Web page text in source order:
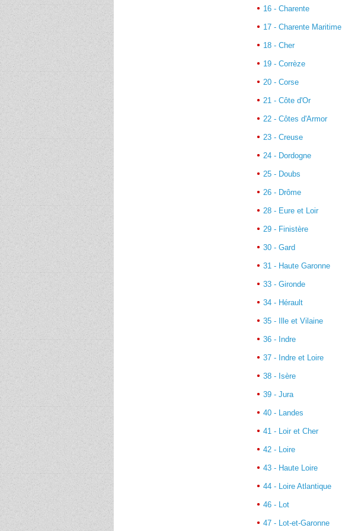
16 - Charente
17 - Charente Maritime
18 - Cher
19 - Corrèze
20 - Corse
21 - Côte d'Or
22 - Côtes d'Armor
23 - Creuse
24 - Dordogne
25 - Doubs
26 - Drôme
28 - Eure et Loir
29 - Finistère
30 - Gard
31 - Haute Garonne
33 - Gironde
34 - Hérault
35 - Ille et Vilaine
36 - Indre
37 - Indre et Loire
38 - Isère
39 - Jura
40 - Landes
41 - Loir et Cher
42 - Loire
43 - Haute Loire
44 - Loire Atlantique
46 - Lot
47 - Lot-et-Garonne